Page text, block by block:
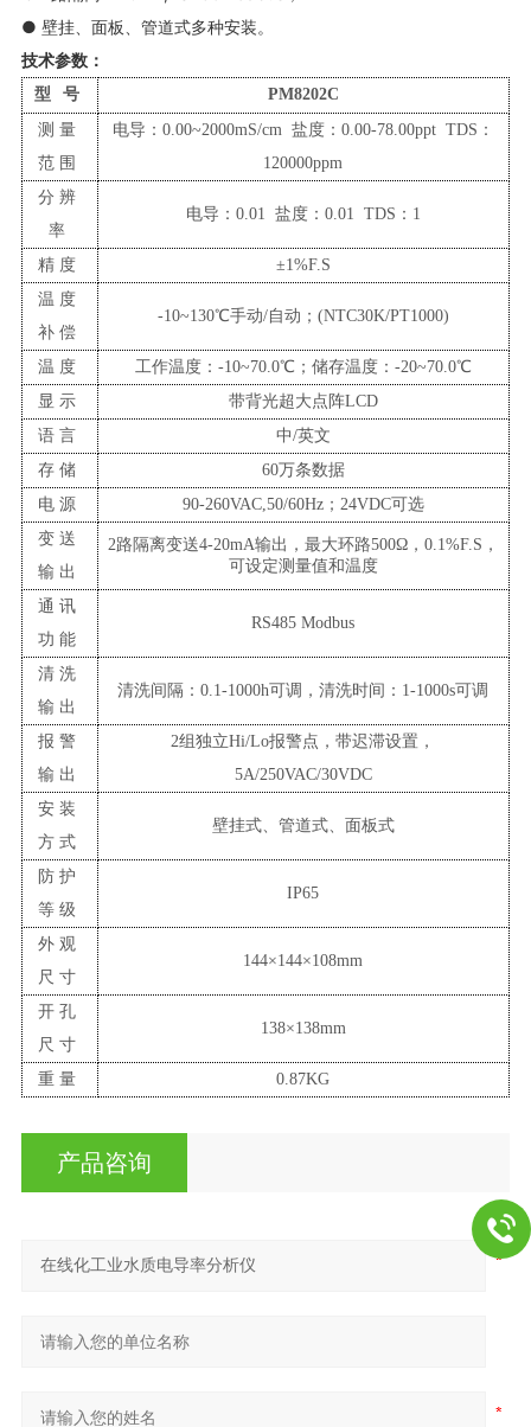
● 壁挂、面板、管道式多种安装。
技术参数：
型 号 PM8202C
测量
范围
电导： 0.00~2000mS/cm 盐度：0.00-78.00ppt TDS：
120000ppm
分辨
率
电导： 0.01 盐度：0.01 TDS：1
精度 ±1%F.S
温度
补偿
-10~130℃手动/自动；(NTC30K/PT1000)
温度 工作温度： -10~70.0℃；储存温度：-20~70.0℃
显示
带背光超大点阵LCD
语言
中/英文
存储
60万条数据
电源
90-260VAC,50/60Hz；24VDC可选
变送
输出
2路隔离变送4-20mA输出，最大环路500Ω，0.1%F.S，
可设定测量值和温度
通讯
功能
RS485 Modbus
清洗
输出
清洗间隔：0.1-1000h可调，清洗时间：1-1000s可调
报警
输出
2组独立Hi/Lo报警点，带迟滞设置 ，
5A/250VAC/30VDC
安装
方式
壁挂式、管道式、面板式
防护
等级
IP65
外观
尺寸
144×144×108mm
开孔
尺寸
138×138mm
重量 0.87KG
产品咨询